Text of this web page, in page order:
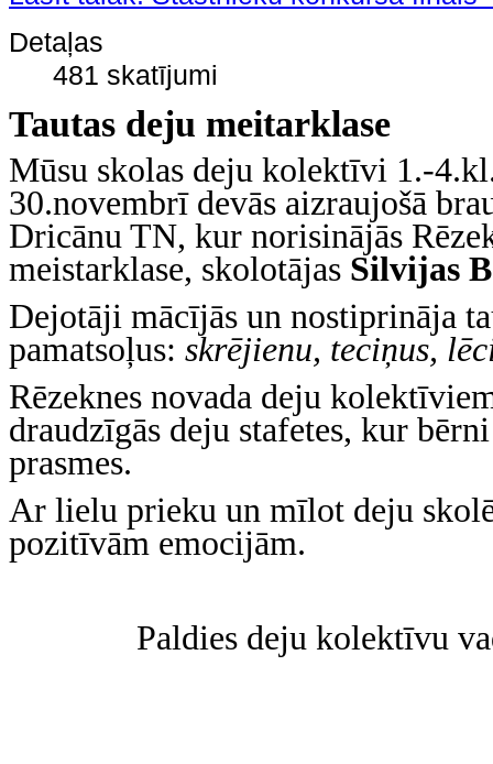
Detaļas
481 skatījumi
Tautas deju meitarklase
Mūsu skolas deju kolektīvi 1.-
30.novembrī devās aizraujošā
Dricānu TN, kur norisinājās
meistarklase, skolotājas Silvijas
Dejotāji mācījās un nostiprināja
pamatsoļus: skrējienu, teciņus,
Rēzeknes novada deju
draudzīgās deju stafetes, kur
prasmes.
Ar lielu prieku un mīlot deju
pozitīvām emocijām.
Paldies deju kolektīvu